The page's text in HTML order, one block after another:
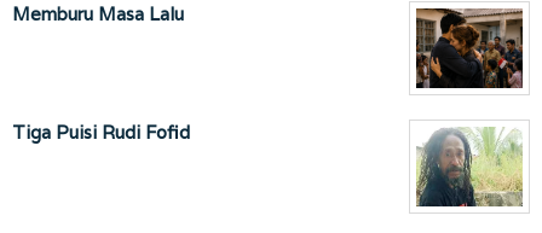
Memburu Masa Lalu
Tiga Puisi Rudi Fofid